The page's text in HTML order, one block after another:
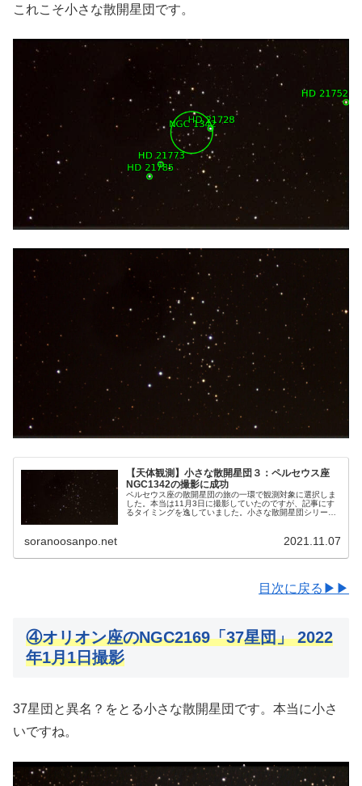
これこそ小さな散開星団です。
【天体観測】小さな散開星団３：ペルセウス座
NGC1342の撮影に成功
ペルセウス座の散開星団の旅の一環で観測対象に選択しま
した。本当は11月3日に撮影していたのですが、記事にす
るタイミングを逸していました。小さな散開星団シリーズ
soranoosanpo.net 2021.11.07
目次に戻る▶▶
④オリオン座のNGC2169「37星団」 2022
年1月1日撮影
37星団と異名？をとる小さな散開星団です。本当に小さ
いですね。